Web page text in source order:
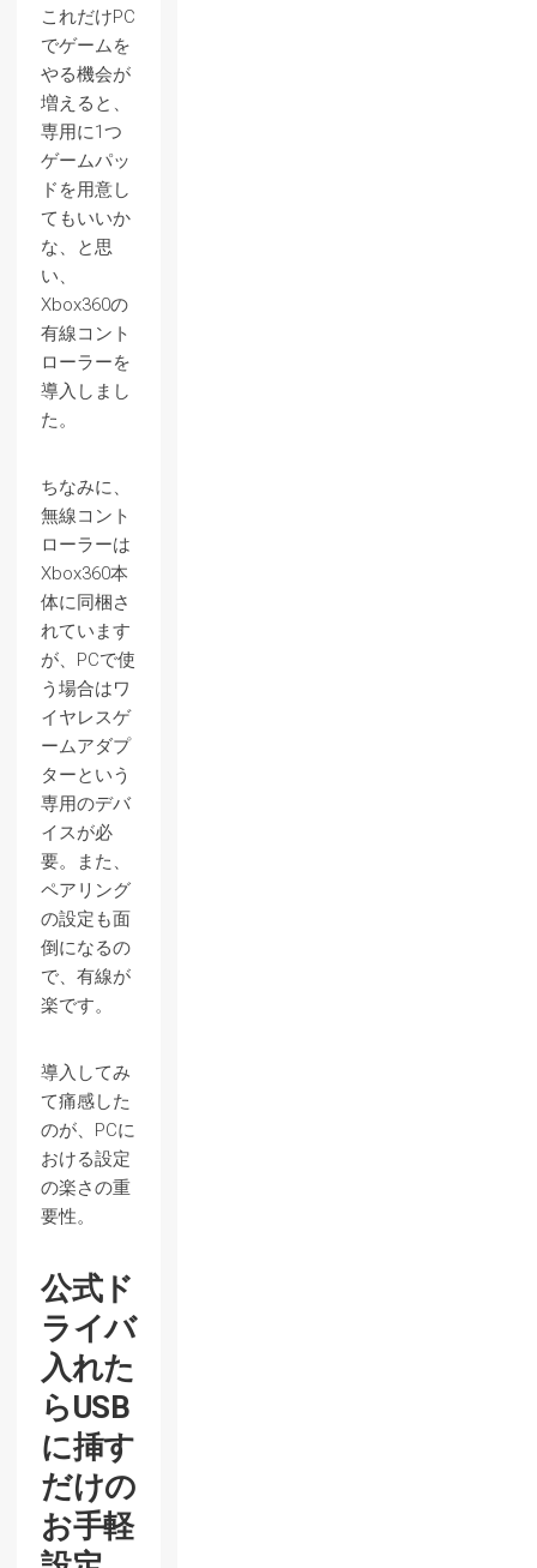
これだけPC
でゲームを
やる機会が
増えると、
専用に1つ
ゲームパッ
ドを用意し
てもいいか
な、と思
い、
Xbox360の
有線コント
ローラーを
導入しまし
た。
ちなみに、
無線コント
ローラーは
Xbox360本
体に同梱さ
れています
が、PCで使
う場合はワ
イヤレスゲ
ームアダプ
ターという
専用のデバ
イスが必
要。また、
ペアリング
の設定も面
倒になるの
で、有線が
楽です。
導入してみ
て痛感した
のが、PCに
おける設定
の楽さの重
要性。
公式ド
ライバ
入れた
らUSB
に挿す
だけの
お手軽